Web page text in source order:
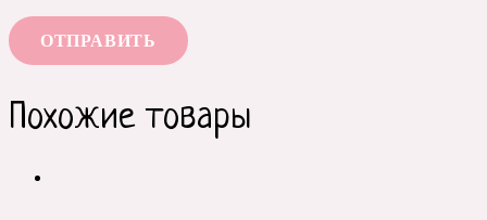
Похожие товары